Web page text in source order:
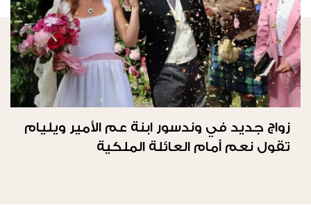
زواج جديد في وندسور ابنة عم الأمير ويليام
تقول نعم أمام العائلة الملكية